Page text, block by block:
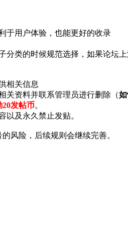
于用户体验，也能更好的收录
类的时候规范选择，如果论坛
相关信息
关资料并联系管理员进行删除（
20发帖币。
以及永久禁止发贴。
风险，后续规则会继续完善。